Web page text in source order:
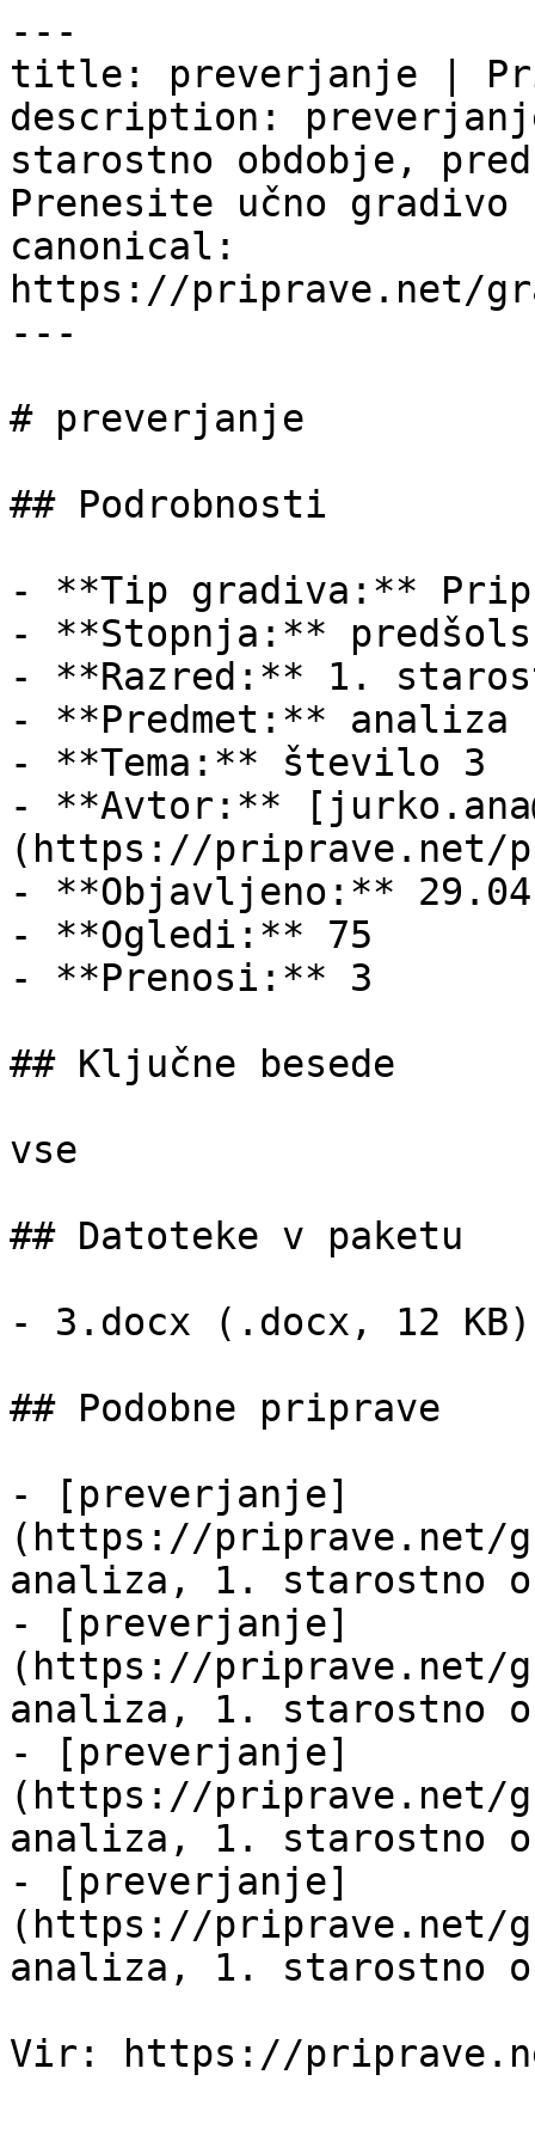
---
title: preverjanje |
description:
starostno obdobje,
Prenesite učno
canonical:
https://priprave.net/
---
# preverjanje
## Podrobnosti
- **Tip gradiva:**
- **Stopnja:**
- **Razred:** 1.
- **Predmet:** analiza
- **Tema:** število 3
- **Avtor:**
(https://priprave.net/
- **Objavljeno:**
- **Ogledi:** 75
- **Prenosi:** 3
## Ključne besede
vse
## Datoteke v paketu
- 3.docx (.docx, 12 KB)
## Podobne priprave
- [preverjanje]
(https://priprave.net/
analiza, 1. starostno
- [preverjanje]
(https://priprave.net/
analiza, 1. starostno
- [preverjanje]
(https://priprave.net/
analiza, 1. starostno
- [preverjanje]
(https://priprave.net/
analiza, 1. starostno